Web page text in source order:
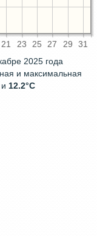
21 23 25 27 29 31
2025 года
и максимальная
и 12.2°C